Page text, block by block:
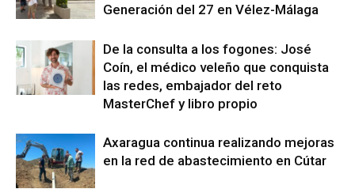
Generación del 27 en Vélez-Málaga
De la consulta a los fogones: José
Coín, el médico veleño que conquista
las redes, embajador del reto
MasterChef y libro propio
Axaragua continua realizando mejoras
en la red de abastecimiento en Cútar